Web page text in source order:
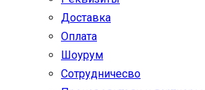
Доставка
Оплата
Шоурум
Сотрудничесво